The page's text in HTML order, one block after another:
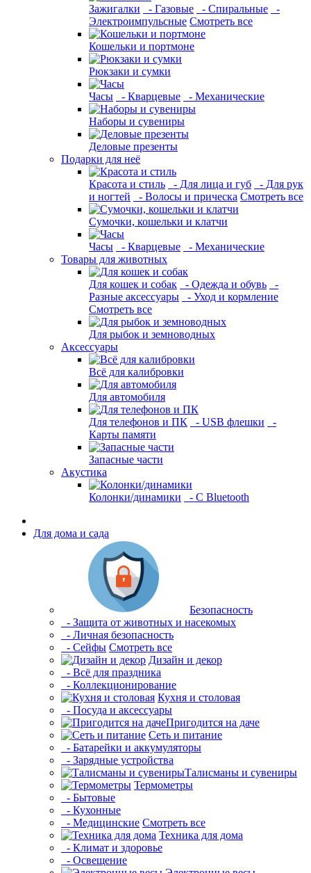
Зажигалки - Газовые - Спиральные
-
Электроимпульсные Смотреть все
Кошельки и портмоне
Рюкзаки и сумки
Часы - Кварцевые - Механические
Наборы и сувениры
Деловые презенты
Подарки для неё
Красота и стиль - Для лица и губ
- Для рук
и ногтей
- Волосы и прическа Смотреть все
Сумочки, кошельки и клатчи
Часы - Кварцевые
- Механические
Товары для животных
Для кошек и собак - Одежда и обувь
-
Разные аксессуары
- Уход и кормление
Смотреть все
Для рыбок и земноводных
Аксессуары
Всё для калибровки
Для автомобиля
Для телефонов и ПК - USB флешки
-
Карты памяти
Запасные части
Акустика
Колонки/динамики - С Bluetooth
Для дома и сада
Безопасность
- Защита от животных и насекомых
- Личная безопасность
- Сейфы Смотреть все
Дизайн и декор
- Всё для праздника
- Коллекционирование
Кухня и столовая
- Посуда и аксессуары
Пригодится на даче
Сеть и питание
- Батарейки и аккумуляторы
- Зарядные устройства
Талисманы и сувениры
Термометры
- Бытовые
- Кухонные
- Медицинские Смотреть все
Техника для дома
- Климат и здоровье
- Освещение